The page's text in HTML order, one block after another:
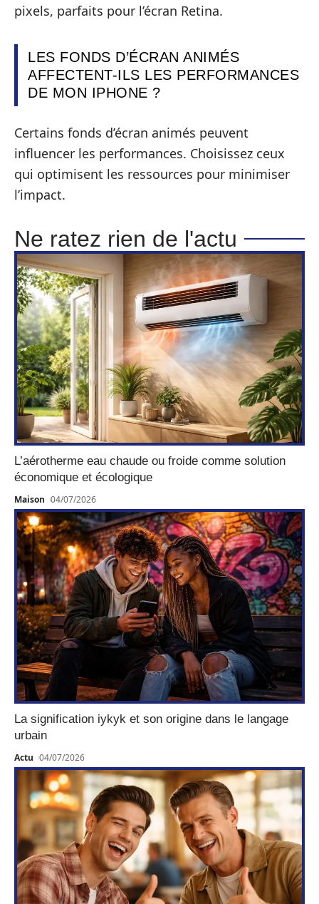
pixels, parfaits pour l’écran Retina.
LES FONDS D’ÉCRAN ANIMÉS
AFFECTENT-ILS LES PERFORMANCES
DE MON IPHONE ?
Certains fonds d’écran animés peuvent
influencer les performances. Choisissez ceux
qui optimisent les ressources pour minimiser
l’impact.
Ne ratez rien de l'actu
L’aérotherme eau chaude ou froide comme solution
économique et écologique
Maison 04/07/2026
La signification iykyk et son origine dans le langage
urbain
Actu 04/07/2026